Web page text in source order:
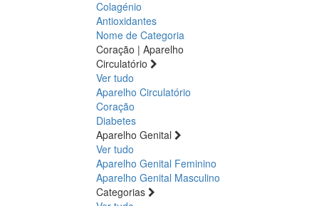
Colagénio
Antioxidantes
Nome de Categoria
Coração | Aparelho
Circulatório
Ver tudo
Aparelho Circulatório
Coração
Diabetes
Aparelho Genital
Ver tudo
Aparelho Genital Feminino
Aparelho Genital Masculino
Categorias